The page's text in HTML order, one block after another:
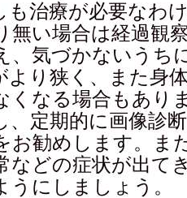
治療が必要なわ
無い場合は経過観
、気づかないうち
より狭く、また身
くなる場合もあり
、定期的に画像診
お勧めします。ま
などの症状が出て
にしましょう。